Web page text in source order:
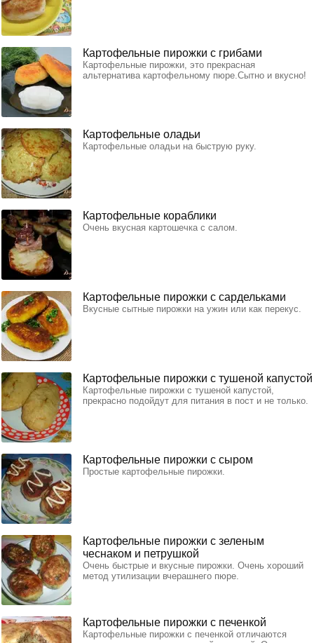
Картофельные пирожки с грибами
Картофельные пирожки, это прекрасная
альтернатива картофельному пюре.Сытно и вкусно!
Картофельные оладьи
Картофельные оладьи на быструю руку.
Картофельные кораблики
Очень вкусная картошечка с салом.
Картофельные пирожки с сардельками
Вкусные сытные пирожки на ужин или как перекус.
Картофельные пирожки с тушеной капустой
Картофельные пирожки с тушеной капустой,
прекрасно подойдут для питания в пост и не только.
Картофельные пирожки с сыром
Простые картофельные пирожки.
Картофельные пирожки с зеленым
чеснаком и петрушкой
Очень быстрые и вкусные пирожки. Очень хороший
метод утилизации вчерашнего пюре.
Картофельные пирожки с печенкой
Картофельные пирожки с печенкой отличаются